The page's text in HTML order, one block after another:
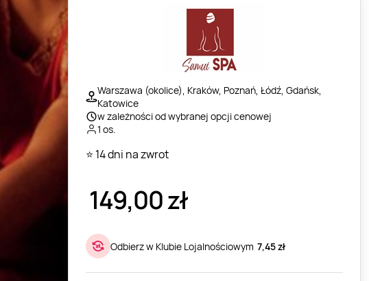
Warszawa (okolice), Kraków, Poznań, Łódź, Gdańsk,
Katowice
w zależności od wybranej opcji cenowej
1 os.
⭐ 14 dni na zwrot
149,00zł
Odbierz w Klubie Lojalnościowym 7,45 zł